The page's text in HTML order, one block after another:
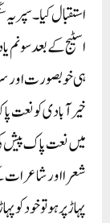
استقبال کیا۔
اسٹیج کے بعد سونم
ہی خوبصورت اور
خیرآبادی کو نعت
میں نعت پاک پیش
شعرااور شاعرات
پہاڑ پر ہو تو خود کو